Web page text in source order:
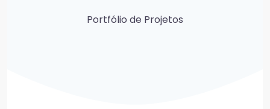
Portfólio de Projetos